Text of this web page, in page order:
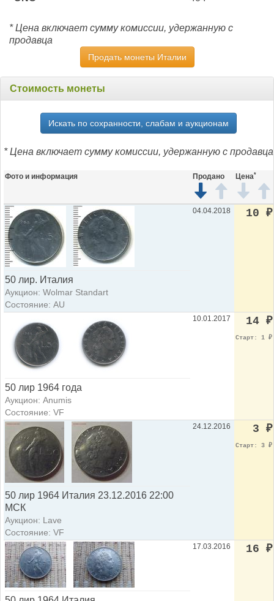
* Цена включает сумму комиссии, удержанную с
продавца
Продать монеты Италии
Стоимость монеты
Искать по сохранности, слабам и аукционам
* Цена включает сумму комиссии, удержанную с продавца
Фото и информация Продано Цена*
50 лир. Италия
Аукцион: Wolmar Standart
Состояние: AU
04.04.2018 10 ₽
50 лир 1964 года
Аукцион: Anumis
Состояние: VF
10.01.2017 14 ₽
Старт: 1 ₽
50 лир 1964 Италия 23.12.2016 22:00
МСК
Аукцион: Lave
Состояние: VF
24.12.2016 3 ₽
Старт: 3 ₽
17.03.2016 16 ₽